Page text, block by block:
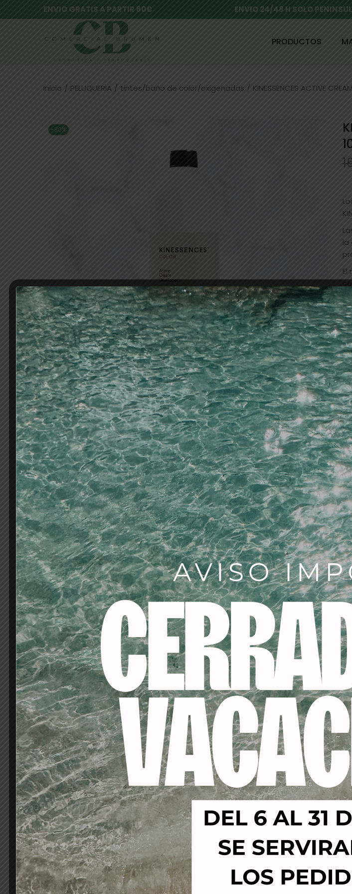
ENVIO GRATIS A PARTIR 60€ ENVIO 24/48 H SOLO
PRODUCTOS
Inicio / PELUQUERIA / tintes/baño de color/oxigenadas / KINESSENCES ACTIVE
-30%
la
y
Crema activadora 6V enriquecida con aceite y cera de
Productos
-53% -16%